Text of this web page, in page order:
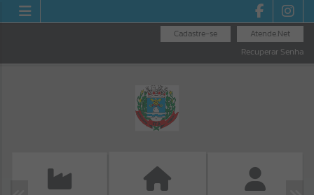
Atende.Net
Cadastre-se
Recuperar Senha